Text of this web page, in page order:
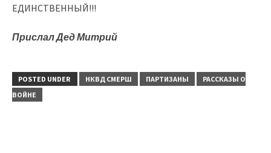
ЕДИНСТВЕННЫЙ!!!
Прислал Дед Митрий
POSTED UNDER НКВД СМЕРШ ПАРТИЗАНЫ
РАССКАЗЫ О
ВОЙНЕ